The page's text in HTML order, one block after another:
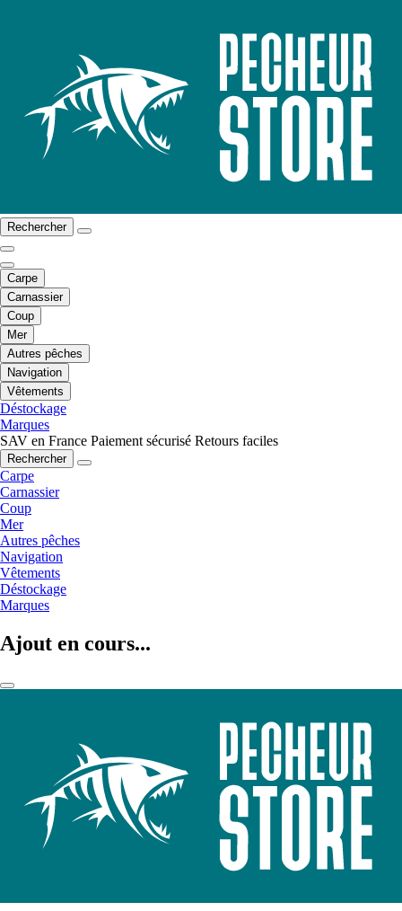
Rechercher
Carpe
Carnassier
Coup
Mer
Autres pêches
Navigation
Vêtements
Déstockage
Marques
SAV en France Paiement sécurisé Retours faciles
Rechercher
Carpe
Carnassier
Coup
Mer
Autres pêches
Navigation
Vêtements
Déstockage
Marques
Ajout en cours...